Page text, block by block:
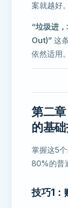
案就越好。
“垃圾进
Out)” 这
依然适用。
第二
的基
掌握这5
80%的普
技巧1